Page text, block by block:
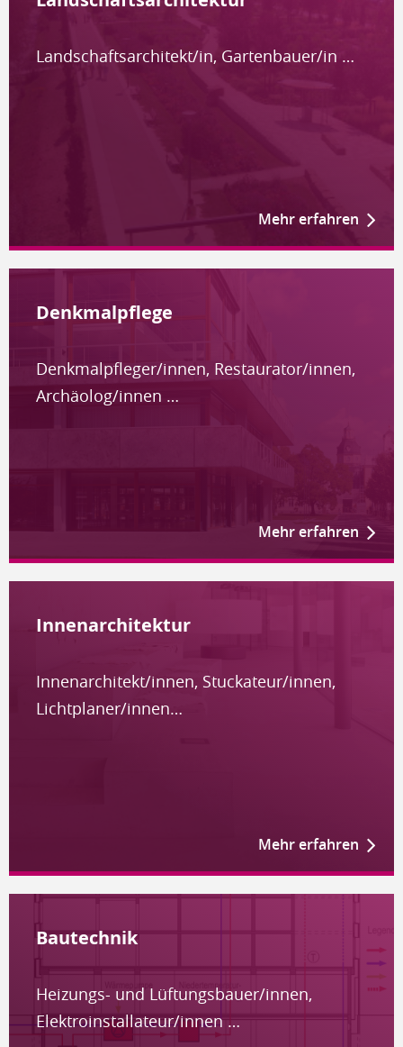
Landschaftsarchitekt/in, Gartenbauer/in …
Mehr erfahren
Denkmalpflege
Denkmalpfleger/innen, Restaurator/innen,
Archäolog/innen …
Mehr erfahren
Innenarchitektur
Innenarchitekt/innen, Stuckateur/innen,
Lichtplaner/innen…
Mehr erfahren
Bautechnik
Heizungs- und Lüftungsbauer/innen,
Elektroinstallateur/innen …